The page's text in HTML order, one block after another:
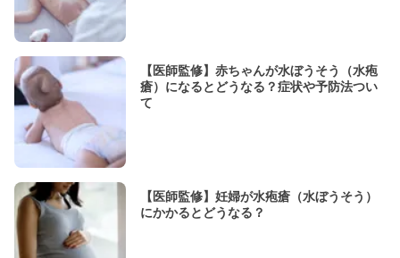
【医師監修】赤ちゃんが水ぼうそう（水疱
瘡）になるとどうなる？症状や予防法つい
て
【医師監修】妊婦が水疱瘡（水ぼうそう）
にかかるとどうなる？